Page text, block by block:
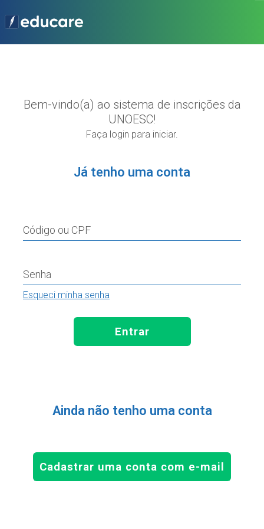
Bem-vindo(a) ao sistema de inscrições da
UNOESC!
Faça login para iniciar.
Já tenho uma conta
Código ou CPF
Senha
Esqueci minha senha
Entrar
Ainda não tenho uma conta
Cadastrar uma conta com e-mail